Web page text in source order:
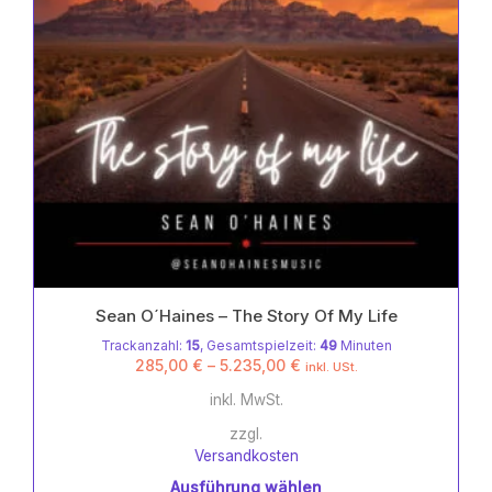
Produktseite
gewählt
werden
Sean O´Haines – The Story Of My Life
Trackanzahl: 15, Gesamtspielzeit: 49Minuten
285,00 € – 5.235,00 € inkl. USt.
inkl. MwSt.
zzgl.
Versandkosten
Ausführung wählen